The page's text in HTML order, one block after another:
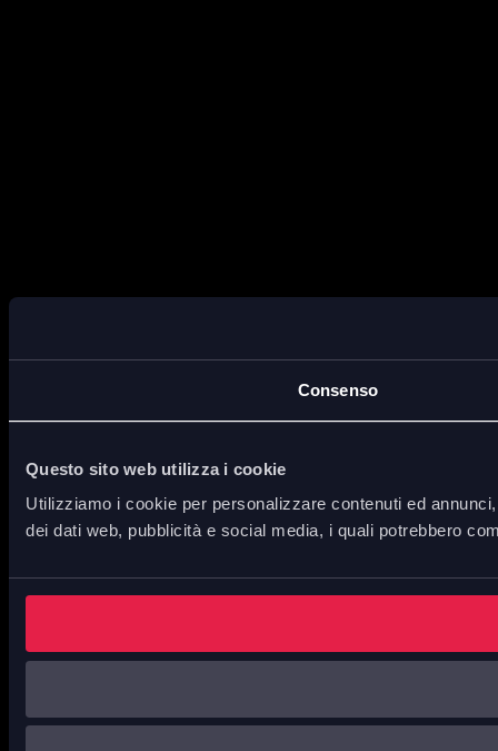
Consenso
Questo sito web utilizza i cookie
Utilizziamo i cookie per personalizzare contenuti ed
dei dati web, pubblicità e social media, i quali potrebbero